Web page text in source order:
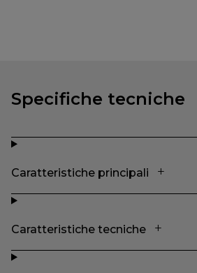
Specifiche tecniche
Caratteristiche principali
Caratteristiche tecniche